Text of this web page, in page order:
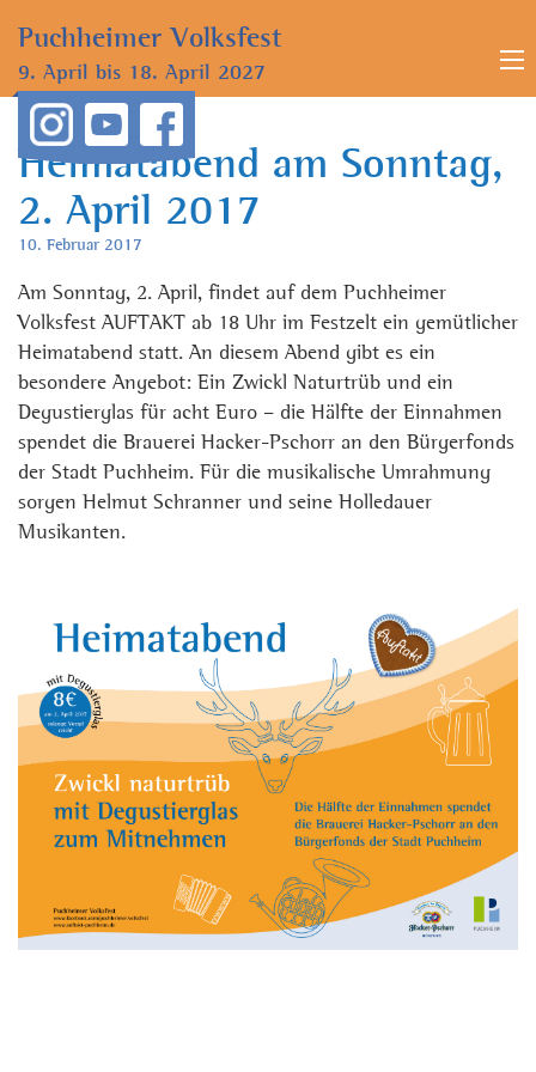
Puchheimer Volksfest
9. April bis 18. April 2027
Heimatabend am Sonntag,
2. April 2017
10. Februar 2017
Am Sonntag, 2. April, findet auf dem Puchheimer
Volksfest AUFTAKT ab 18 Uhr im Festzelt ein gemütlicher
Heimatabend statt. An diesem Abend gibt es ein
besondere Angebot: Ein Zwickl Naturtrüb und ein
Degustierglas für acht Euro – die Hälfte der Einnahmen
spendet die Brauerei Hacker-Pschorr an den Bürgerfonds
der Stadt Puchheim. Für die musikalische Umrahmung
sorgen Helmut Schranner und seine Holledauer
Musikanten.